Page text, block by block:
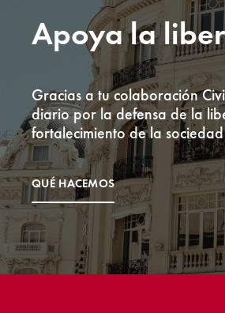
Apoya la
Gracias a tu colaboración
diario por la defensa de la
fortalecimiento de la
QUÉ HACEMOS